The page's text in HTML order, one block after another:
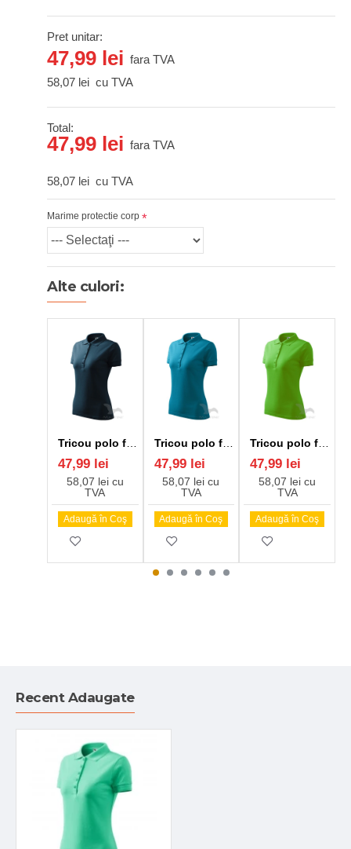
Pret unitar:
47,99 lei fara TVA
58,07 lei cu TVA
Total:
47,99 lei fara TVA
58,07 lei cu TVA
Marime protectie corp
Alte culori:
47,99 lei
58,07 lei cu
TVA
Adaugă în Coş
Tricou polo femei 200g/m2, Malfini Pique Polo 210, Turcoaz inchis
47,99 lei
58,07 lei cu
TVA
Adaugă în Coş
47,99 lei
58,07 lei cu
TVA
Adaugă în Coş
Recent Adaugate